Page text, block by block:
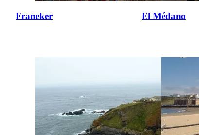
Franeker El Médano